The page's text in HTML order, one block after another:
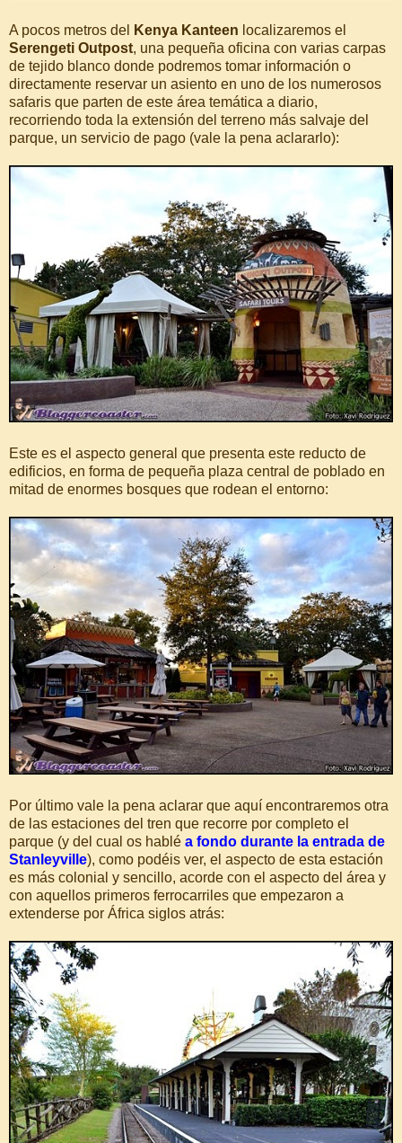
A pocos metros del Kenya Kanteen localizaremos el
Serengeti Outpost, una pequeña oficina con varias carpas
de tejido blanco donde podremos tomar información o
directamente reservar un asiento en uno de los numerosos
safaris que parten de este área temática a diario,
recorriendo toda la extensión del terreno más salvaje del
parque, un servicio de pago (vale la pena aclararlo):
Este es el aspecto general que presenta este reducto de
edificios, en forma de pequeña plaza central de poblado en
mitad de enormes bosques que rodean el entorno:
Por último vale la pena aclarar que aquí encontraremos otra
de las estaciones del tren que recorre por completo el
parque (y del cual os hablé a fondo durante la entrada de
Stanleyville), como podéis ver, el aspecto de esta estación
es más colonial y sencillo, acorde con el aspecto del área y
con aquellos primeros ferrocarriles que empezaron a
extenderse por África siglos atrás: